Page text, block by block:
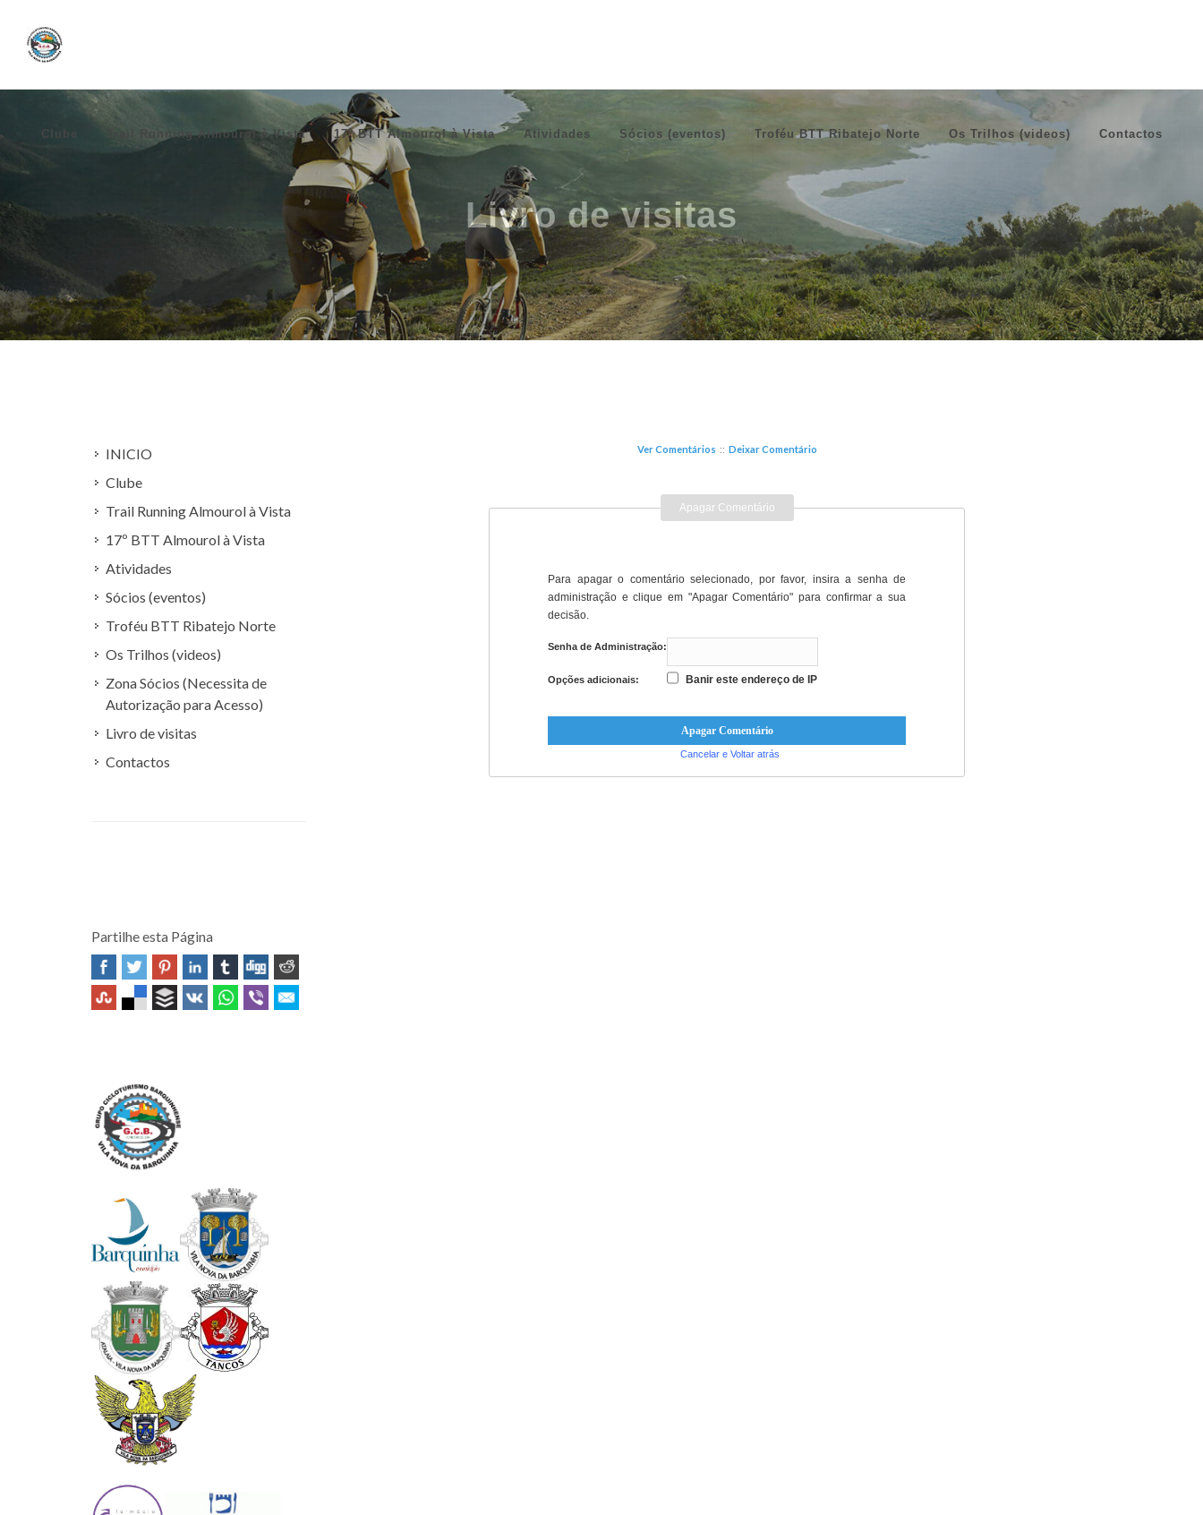
Clube Trail Running Almourol à Vista 17º BTT Almourol à Vista Atividades Sócios (eventos) Troféu BTT Ribatejo Norte Os Trilhos (videos) Contactos
Livro de visitas
Ver Comentários :: Deixar Comentário
Apagar Comentário
Para apagar o comentário selecionado, por favor, insira a senha de
administração e clique em "Apagar Comentário" para confirmar a sua
decisão.
Senha de Administração:
Opções adicionais: Banir este endereço de IP
Cancelar e Voltar atrás
INICIO
Clube
Trail Running Almourol à Vista
17º BTT Almourol à Vista
Atividades
Sócios (eventos)
Troféu BTT Ribatejo Norte
Os Trilhos (videos)
Zona Sócios (Necessita de
Autorização para Acesso)
Livro de visitas
Contactos
Partilhe esta Página